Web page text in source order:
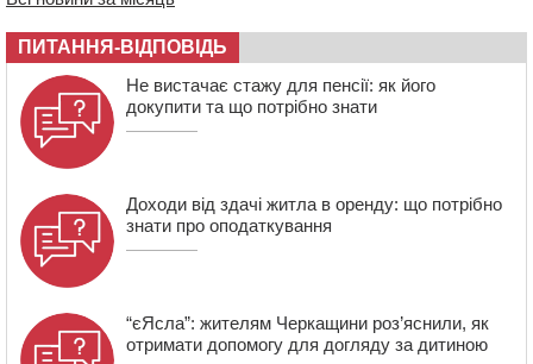
09:08 Встановити гойдалки, карусель і закупити іграшки: у
Черкасах просять покращити умови в дитсадку
08:22 “На щиті” у Чорнобаївську громаду повертається
полеглий біля Кліщіївки воїн
ПИТАННЯ-ВІДПОВІДЬ
Не вистачає стажу для пенсії: як його
докупити та що потрібно знати
Доходи від здачі житла в оренду: що потрібно
знати про оподаткування
“єЯсла”: жителям Черкащини роз’яснили, як
отримати допомогу для догляду за дитиною